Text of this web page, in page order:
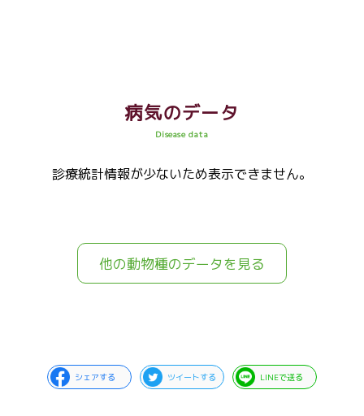
病気のデータ
Disease data
診療統計情報が少ないため表示できません。
他の動物種のデータを見る
シェアする ツイートする LINEで送る